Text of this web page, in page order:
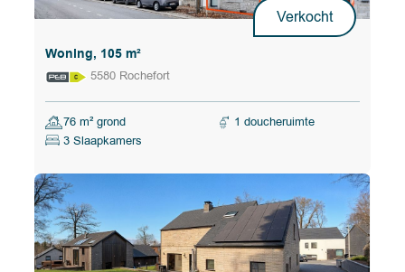
Verkocht
Woning, 105 m²
5580 Rochefort
76 m² grond
1 doucheruimte
3 Slaapkamers